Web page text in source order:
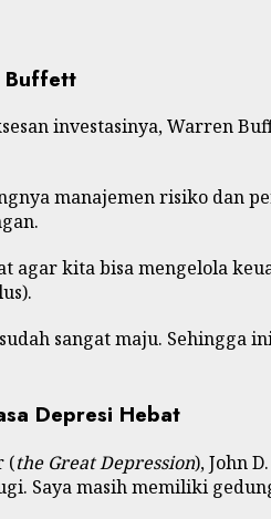
Buffett
investasinya, Warren
manajemen risiko dan
agar kita bisa mengelola
sangat maju. Sehingga
Depresi Hebat
(the Great Depression), John
Saya masih memiliki